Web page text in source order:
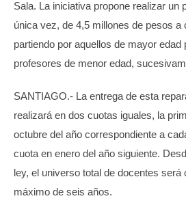
Sala. La iniciativa propone realizar un
única vez, de 4,5 millones de pesos a
partiendo por aquellos de mayor edad
profesores de menor edad,
SANTIAGO.- La entrega de esta
realizará en dos cuotas iguales, la
octubre del año correspondiente a
cuota en enero del año siguiente.
ley, el universo total de docentes será
máximo de seis años.